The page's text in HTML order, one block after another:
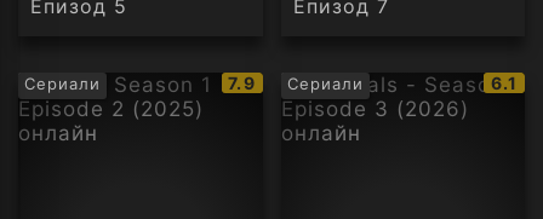
Епизод 5
Епизод 7
Сериали
IMDb
рейтинг:
7.9 Сериали
IMDb
6.1